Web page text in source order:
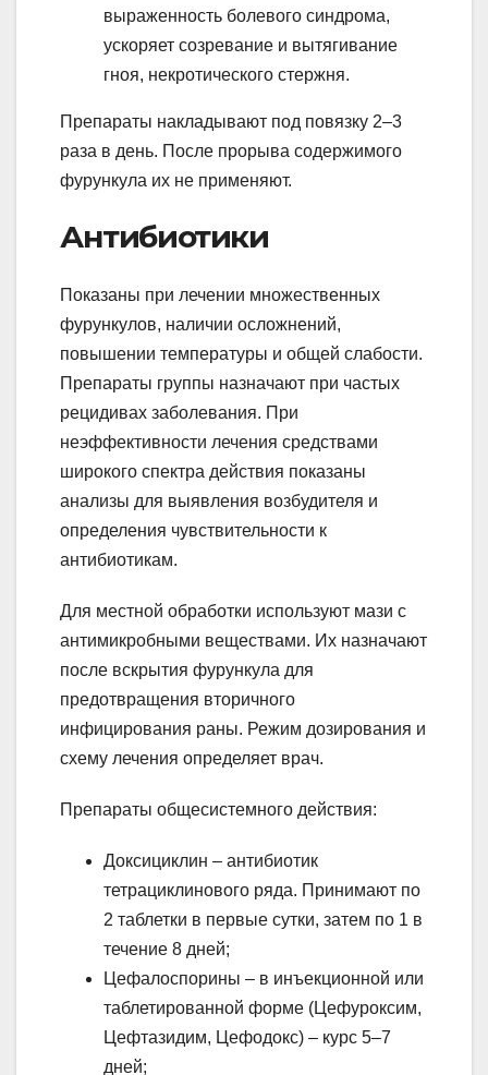
выраженность болевого синдрома,
ускоряет созревание и вытягивание
гноя, некротического стержня.
Препараты накладывают под повязку 2–3
раза в день. После прорыва содержимого
фурункула их не применяют.
Антибиотики
Показаны при лечении множественных
фурункулов, наличии осложнений,
повышении температуры и общей слабости.
Препараты группы назначают при частых
рецидивах заболевания. При
неэффективности лечения средствами
широкого спектра действия показаны
анализы для выявления возбудителя и
определения чувствительности к
антибиотикам.
Для местной обработки используют мази с
антимикробными веществами. Их назначают
после вскрытия фурункула для
предотвращения вторичного
инфицирования раны. Режим дозирования и
схему лечения определяет врач.
Препараты общесистемного действия:
Доксициклин – антибиотик
тетрациклинового ряда. Принимают по
2 таблетки в первые сутки, затем по 1 в
течение 8 дней;
Цефалоспорины – в инъекционной или
таблетированной форме (Цефуроксим,
Цефтазидим, Цефодокс) – курс 5–7
дней;